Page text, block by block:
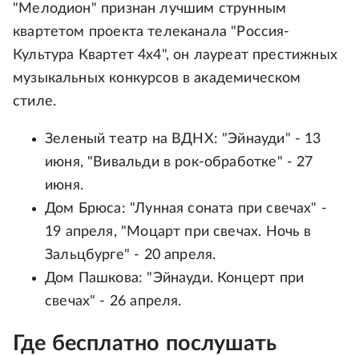
"Мелодион" признан лучшим струнным
квартетом проекта телеканала "Россия-
Культура Квартет 4х4", он лауреат престижных
музыкальных конкурсов в академическом
стиле.
Зеленый театр на ВДНХ: "Эйнауди" - 13
июня, "Вивальди в рок-обработке" - 27
июня.
Дом Брюса: "Лунная соната при свечах" -
19 апреля, "Моцарт при свечах. Ночь в
Зальцбурге" - 20 апреля.
Дом Пашкова: "Эйнауди. Концерт при
свечах" - 26 апреля.
Где бесплатно послушать